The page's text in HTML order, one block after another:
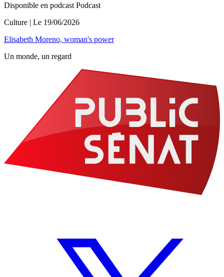
Disponible en podcast Podcast
Culture | Le 19/06/2026
Elisabeth Moreno, woman's power
Un monde, un regard